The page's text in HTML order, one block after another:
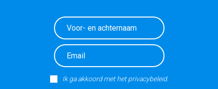
Ik ga akkoord met het privacybeleid.